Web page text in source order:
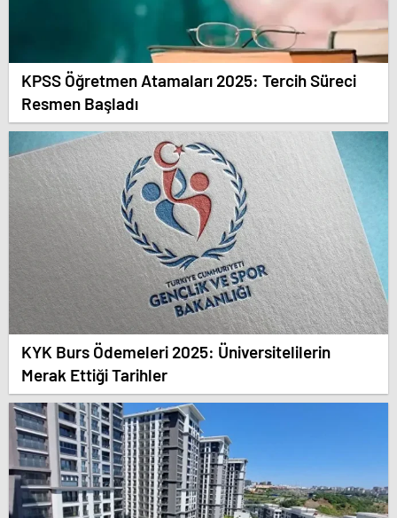
KPSS Öğretmen Atamaları 2025: Tercih Süreci
Resmen Başladı
KYK Burs Ödemeleri 2025: Üniversitelilerin
Merak Ettiği Tarihler